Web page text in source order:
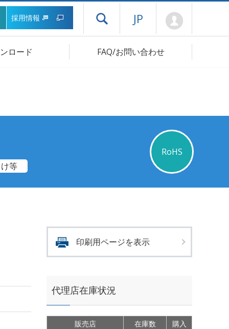
採用情報 ドロワーメニューを開く
JP
ロード FAQ/お問い合わせ
RoHS
等
印刷用ページを表示
代理店在庫状況
販売店 在庫数
購入